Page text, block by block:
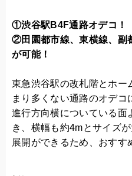
①渋谷駅B4F通路オデコ！
②田園都市線、東横線、副
が可能！
東急渋谷駅の改札階とホー
まり多くない通路のオデコ
進行方向横についている面
き、横幅も約4mとサイズ
展開ができるため、おすす